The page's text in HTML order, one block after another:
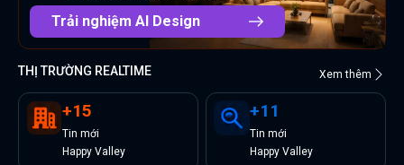
Trải nghiệm AI Design
THỊ TRƯỜNG REALTIME Xem thêm
+15
Tin mới
Happy Valley
+11
Tin mới
Happy Valley